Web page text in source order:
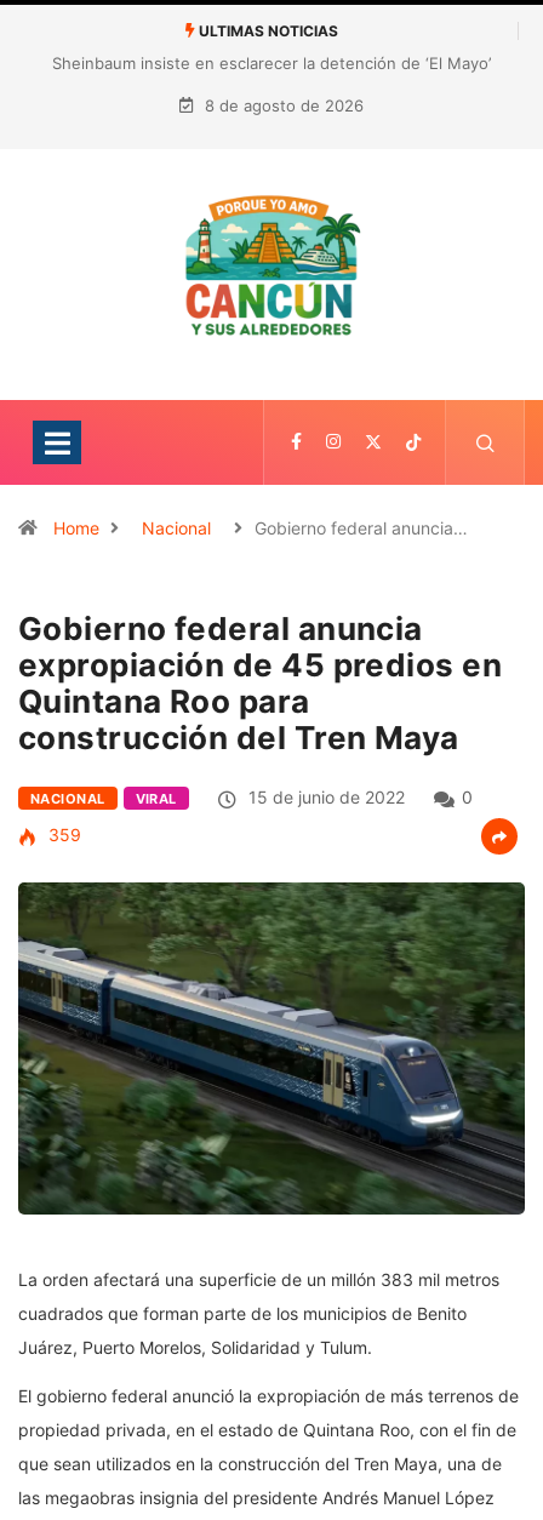
ULTIMAS NOTICIAS
¿Quién es Galita Ari y por qué acusa a RoRo de robar contenido?
La polémica que sacude las redes sociales
8 de agosto de 2026
Home Nacional Gobierno federal anuncia…
Gobierno federal anuncia
expropiación de 45 predios en
Quintana Roo para
construcción del Tren Maya
NACIONAL VIRAL 15 de junio de 2022
0
359
La orden afectará una superficie de un millón 383 mil metros
cuadrados que forman parte de los municipios de Benito
Juárez, Puerto Morelos, Solidaridad y Tulum.
El gobierno federal anunció la expropiación de más terrenos de
propiedad privada, en el estado de Quintana Roo, con el fin de
que sean utilizados en la construcción del Tren Maya, una de
las megaobras insignia del presidente Andrés Manuel López